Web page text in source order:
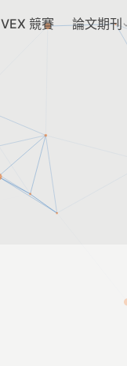
VEX 競賽 論文期刊